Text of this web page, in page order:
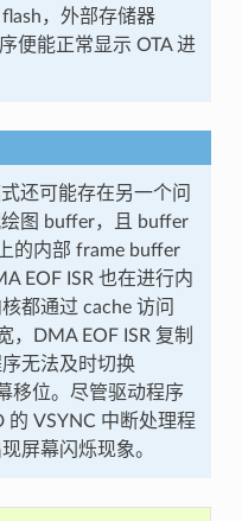
，外部存储器
便能正常显示 OTA 进
还可能存在另一个问
图 buffer，且 buffer
的内部 frame buffer
EOF ISR 也在进行内
都通过 cache 访问
，DMA EOF ISR 复制
无法及时切换
移位。尽管驱动程序
的 VSYNC 中断处理程
屏幕闪烁现象。